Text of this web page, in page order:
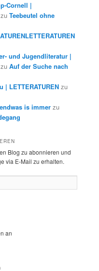
Cornell |
zuTeebeutel ohne
und Jugendliteratur |
zuAuf der Suche nach
| LETTERATUREN zu
is immer zu
Blog zu abonnieren und
via E-Mail zu erhalten.
an